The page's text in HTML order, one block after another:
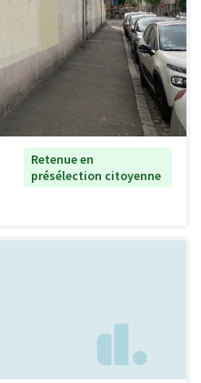
Retenue en
présélection citoyenne